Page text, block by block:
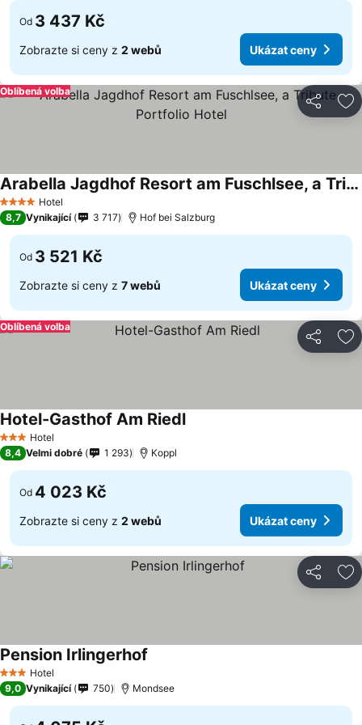
Od 3 437 Kč
Zobrazte si ceny z 2 webů Ukázat ceny
Sdílet
Oblíbená volba
4 Počet hvězdiček
Hotel
Arabella Jagdhof Resort am Fuschlsee, a Tribute Portfolio Hotel
Ukázat ceny
8,7 Vynikající 3 717 Hof bei Salzburg
Od 3 521 Kč
Zobrazte si ceny z 7 webů Ukázat ceny
Sdílet
Oblíbená volba
3 Počet hvězdiček
Hotel
Hotel-Gasthof Am RiedlUkázat ceny
8,4 Velmi dobré 1 293 Koppl
Od 4 023 Kč
Zobrazte si ceny z 2 webů Ukázat ceny
Sdílet
3 Počet hvězdiček
Hotel
Pension Irlingerhof
9,0 Vynikající 750 Mondsee